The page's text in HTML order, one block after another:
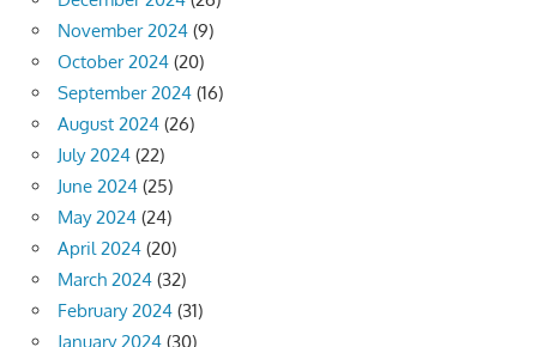
November 2024 (9)
October 2024 (20)
September 2024 (16)
August 2024 (26)
July 2024 (22)
June 2024 (25)
May 2024 (24)
April 2024 (20)
March 2024 (32)
February 2024 (31)
January 2024 (30)